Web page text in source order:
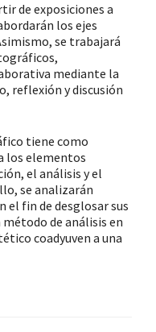
de exposiciones a
los ejes
se trabajará
mediante la
reflexión y discusión
tiene como
los elementos
el análisis y el
se analizarán
el fin de desglosar sus
de análisis en
coadyuven a una